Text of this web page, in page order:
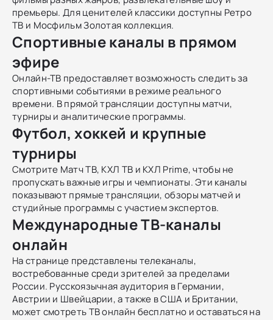
премьеры. Для ценителей классики доступны Ретро
ТВ и Мосфильм Золотая коллекция.
Спортивные каналы в прямом
эфире
Онлайн-ТВ предоставляет возможность следить за
спортивными событиями в режиме реального
времени. В прямой трансляции доступны матчи,
турниры и аналитические программы.
Футбол, хоккей и крупные
турниры
Смотрите Матч ТВ, КХЛ ТВ и КХЛ Prime, чтобы не
пропускать важные игры и чемпионаты. Эти каналы
показывают прямые трансляции, обзоры матчей и
студийные программы с участием экспертов.
Международные ТВ-каналы
онлайн
На странице представлены телеканалы,
востребованные среди зрителей за пределами
России. Русскоязычная аудитория в Германии,
Австрии и Швейцарии, а также в США и Британии,
может смотреть ТВ онлайн бесплатно и оставаться на